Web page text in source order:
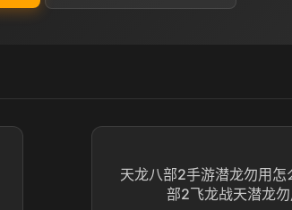
天龙八部2手游潜龙勿用怎
部2飞龙战天潜龙